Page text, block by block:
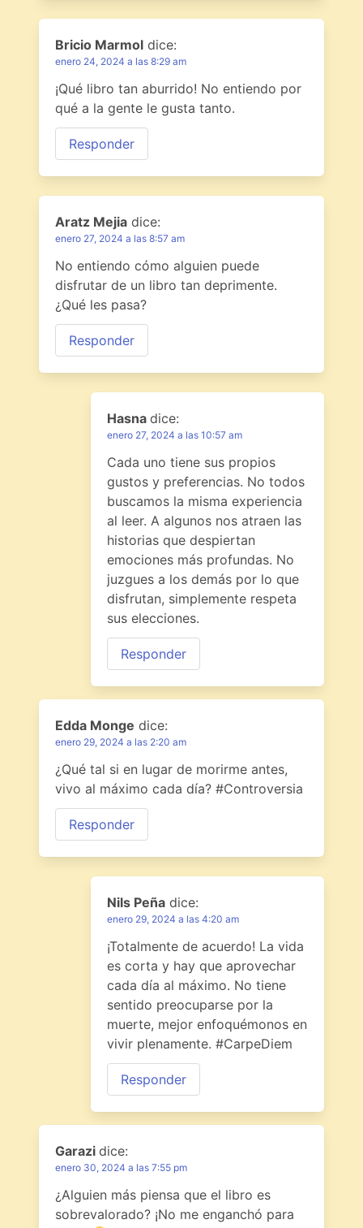
Bricio Marmol dice:
enero 24, 2024 a las 8:29 am
¡Qué libro tan aburrido! No entiendo por
qué a la gente le gusta tanto.
Responder
Aratz Mejia dice:
enero 27, 2024 a las 8:57 am
No entiendo cómo alguien puede
disfrutar de un libro tan deprimente.
¿Qué les pasa?
Responder
Hasna dice:
enero 27, 2024 a las 10:57 am
Cada uno tiene sus propios
gustos y preferencias. No todos
buscamos la misma experiencia
al leer. A algunos nos atraen las
historias que despiertan
emociones más profundas. No
juzgues a los demás por lo que
disfrutan, simplemente respeta
sus elecciones.
Responder
Edda Monge dice:
enero 29, 2024 a las 2:20 am
¿Qué tal si en lugar de morirme antes,
vivo al máximo cada día? #Controversia
Responder
Nils Peña dice:
enero 29, 2024 a las 4:20 am
¡Totalmente de acuerdo! La vida
es corta y hay que aprovechar
cada día al máximo. No tiene
sentido preocuparse por la
muerte, mejor enfoquémonos en
vivir plenamente. #CarpeDiem
Responder
Garazi dice:
enero 30, 2024 a las 7:55 pm
¿Alguien más piensa que el libro es
sobrevalorado? ¡No me enganchó para